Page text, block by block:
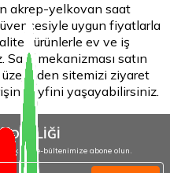
akrep-yelkovan saat
uygun fiyatlarla
ürünlerle ev ve iş
mekanizması satın
üzerinden sitemizi ziyaret
keyfini yaşayabilirsiniz.
için e-bültenimize abone olun.